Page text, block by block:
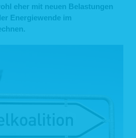
eher mit neuen Belastungen
Energiewende im